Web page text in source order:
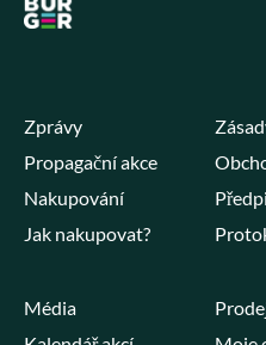
Zprávy
Propagační akce
Nakupování
Jak nakupovat?
Média